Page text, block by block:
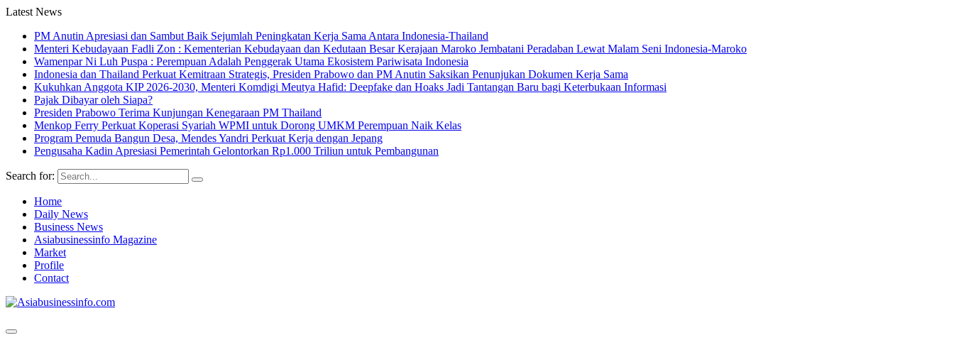
Latest News
PM Anutin Apresiasi dan Sambut Baik Sejumlah Peningkatan Kerja Sama Antara Indonesia-Thailand
Menteri Kebudayaan Fadli Zon : Kementerian Kebudayaan dan Kedutaan Besar Kerajaan Maroko Jembatani Peradaban Lewat Malam Seni Indonesia-Maroko
Wamenpar Ni Luh Puspa : Perempuan Adalah Penggerak Utama Ekosistem Pariwisata Indonesia
Indonesia dan Thailand Perkuat Kemitraan Strategis, Presiden Prabowo dan PM Anutin Saksikan Penunjukan Dokumen Kerja Sama
Kukuhkan Anggota KIP 2026-2030, Menteri Komdigi Meutya Hafid: Deepfake dan Hoaks Jadi Tantangan Baru bagi Keterbukaan Informasi
Pajak Dibayar oleh Siapa?
Presiden Prabowo Terima Kunjungan Kenegaraan PM Thailand
Menkop Ferry Perkuat Koperasi Syariah WPMI untuk Dorong UMKM Perempuan Naik Kelas
Program Pemuda Bangun Desa, Mendes Yandri Perkuat Kerja dengan Jepang
Pengusaha Kadin Apresiasi Pemerintah Gelontorkan Rp1.000 Triliun untuk Pembangunan
Search for:
Home
Daily News
Business News
Asiabusinessinfo Magazine
Market
Profile
Contact